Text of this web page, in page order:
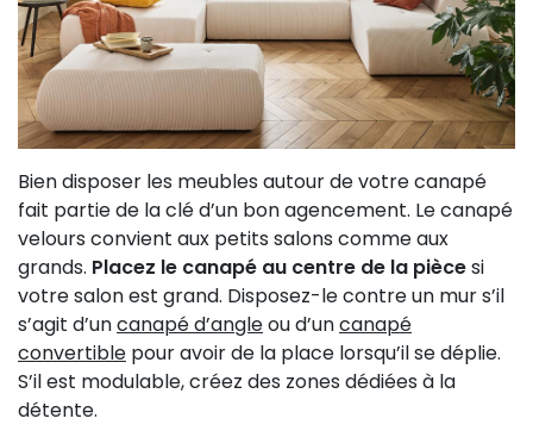
Bien disposer les meubles autour de votre canapé
fait partie de la clé d’un bon agencement. Le canapé
velours convient aux petits salons comme aux
grands. Placez le canapé au centre de la piècesi
votre salon est grand. Disposez-le contre un mur s’il
s’agit d’uncanapé d’angleou d’uncanapé
convertible pour avoir de la place lorsqu’il se déplie.
S’il est modulable, créez des zones dédiées à la
détente.